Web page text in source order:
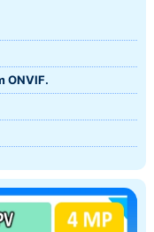
ONVIF.